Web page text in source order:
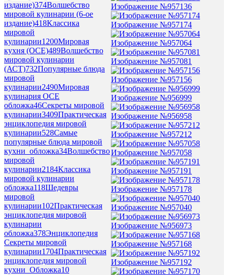
издание)374Волшебство
мировой кулинарии (6-ое
издание)418Классика
мировой
кулинарии1200Мировая
кухня (ОСЕ)489Волшебство
мировой кулинарии
(АСТ)732Популярные блюда
мировой
кулинарии2490Мировая
кулинария ОСЕ
обложка46Секреты мировой
кулинарии3409Практическая
энциклопедия мировой
кулинарии528Самые
популярные блюда мировой
кухни_обложка34Волшебство
мировой
кулинарии2184Классика
мировой кулинарии
обложка118Шедевры
мировой
кулинарии102Практическая
энциклопедия мировой
кулинарии
обложка378Энциклопедия
Секреты мировой
кулинарии1704Практическая
энциклопедия мировой
кухни_Обложка10
Изображение №957136
Изображение №957174
Изображение №957064
Изображение №957081
Изображение №957156
Изображение №956999
Изображение №956958
Изображение №957212
Изображение №957058
Изображение №957191
Изображение №957178
Изображение №957040
Изображение №956973
Изображение №957168
Изображение №957192